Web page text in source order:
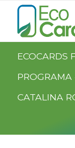
ECOCARDS
PROGRAMA
CATALINA